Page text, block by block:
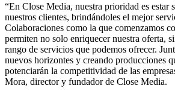
“En Close Media, nuestra prioridad es estar
nuestros clientes, brindándoles el mejor
Colaboraciones como la que comenzamos
permiten no solo enriquecer nuestra oferta,
rango de servicios que podemos ofrecer.
nuevos horizontes y creando producciones
potenciarán la competitividad de las
Mora, director y fundador de Close Media.